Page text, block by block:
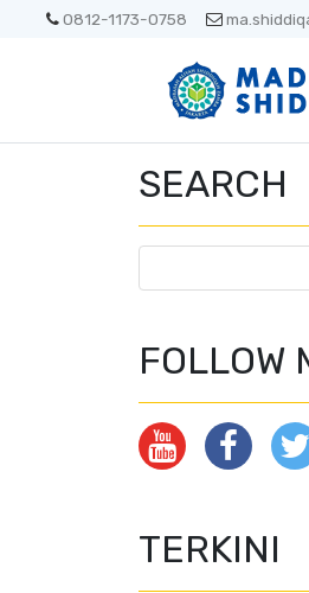
0812-1173-0758
SEARCH
FOLLOW
TERKINI